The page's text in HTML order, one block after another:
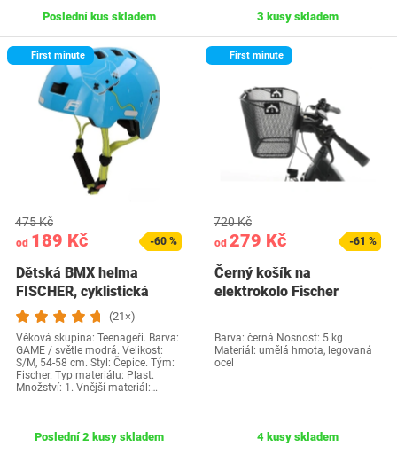
Poslední kus skladem 3 kusy skladem
First minute
od 189 Kč
475 Kč
-60 %
Dětská BMX helma
FISCHER, cyklistická
helma, cyklistická…
(21×)
Věková skupina: Teenageři. Barva:
GAME / světle modrá. Velikost:
S/M, 54-58 cm. Styl: Čepice. Tým:
Fischer. Typ materiálu: Plast.
Množství: 1. Vnější materiál:…
Poslední 2 kusy skladem
First minute
od 279 Kč
720 Kč
-61 %
Černý košík na
elektrokolo Fischer
Barva: černá Nosnost: 5 kg
Materiál: umělá hmota, legovaná
ocel
4 kusy skladem